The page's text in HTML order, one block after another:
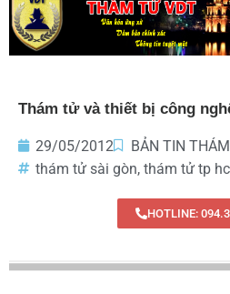
Thám tử và thiết bị công
29/05/2012
BẢN TIN
thám tử sài gòn, thám tử tp
HOTLINE: